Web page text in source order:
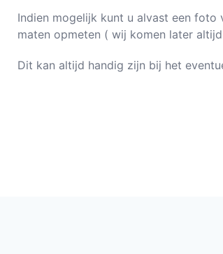
Indien mogelijk kunt u alvast een foto
maten opmeten ( wij komen later
Dit kan altijd handig zijn bij het